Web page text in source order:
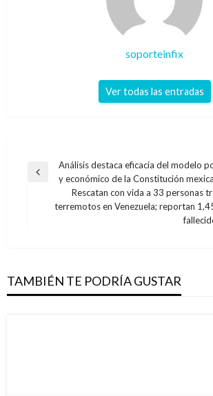
soporteinfix
Ver todas las entradas
Navegación
entradas
Entrada
Análisis destaca eficacia del modelo
y económico de la Constitución
Entrada
Rescatan con vida a 33 personas
terremotos en Venezuela; reportan
TAMBIÉN TE PODRÍA GUSTAR